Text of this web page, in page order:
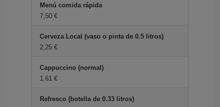
Menú comida rápida
7,50 €
Cerveza Local (vaso o pinta de 0.5 litros)
2,25 €
Cappuccino (normal)
1,61 €
Refresco (botella de 0.33 litros)